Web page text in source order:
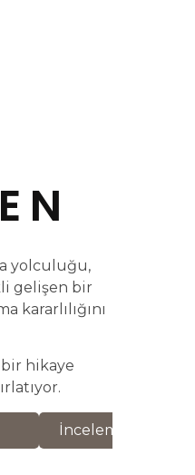
yolculuğu,
gelişen bir
kararlılığını
hikaye
İnceleme